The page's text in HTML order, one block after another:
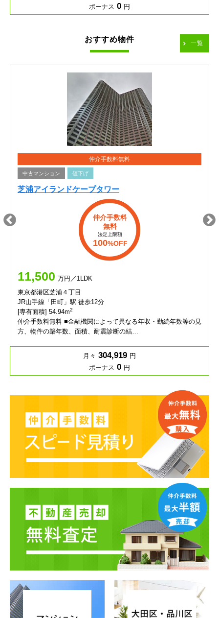
ボーナス 0 円
おすすめ物件 一覧
仲介手数料無料
中古マンション 値下げ
芝浦アイランドケープタワー
仲介手数料
無料
法定上限額
100%OFF
11,500 万円／1LDK
東京都港区芝浦４丁目
JR山手線「田町」駅 徒歩12分
[専有面積] 54.94m2
仲介手数料無料 ■金融機関によって異なる年収・勤続年数等の見
方、物件の築年数、面積、耐震診断の結…
月々 304,919 円
ボーナス 0 円